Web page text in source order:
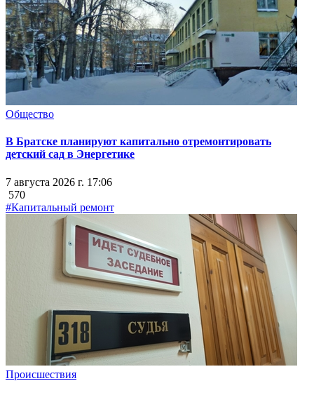
Общество
В Братске планируют капитально отремонтировать
детский сад в Энергетике
7 августа 2026 г. 17:06
570
#Капитальный ремонт
Происшествия